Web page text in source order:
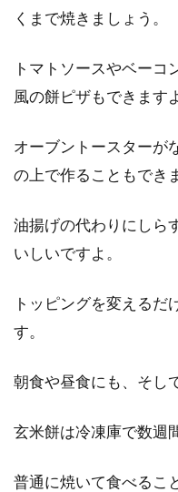
くまで焼きましょう。
トマトソースやベーコ
風の餅ピザもできます
オーブントースターが
の上で作ることもでき
油揚げの代わりにしら
いしいですよ。
トッピングを変えるだ
す。
朝食や昼食にも、そし
玄米餅は冷凍庫で数週
普通に焼いて食べるこ